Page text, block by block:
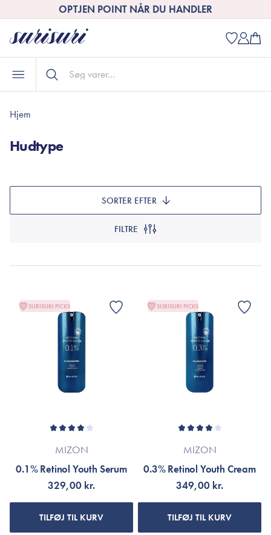
OPTJEN POINT NÅR DU HANDLER
Hjem
Hudtype
FILTRE
SORTER EFTER
SURISURI PICKS
MIZON
0.1% Retinol Youth Serum
329,00 kr.
TILFØJ TIL KURV
SURISURI PICKS
MIZON
0.3% Retinol Youth Cream
349,00 kr.
TILFØJ TIL KURV